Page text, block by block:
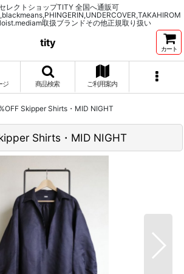
レクトショップTITY 全国へ通販可
取扱ブランドその他正規取り扱い
tity
カート
ジ 商品検索 ご利用案内
Skipper Shirts・MID NIGHT
Shirts・MID NIGHT